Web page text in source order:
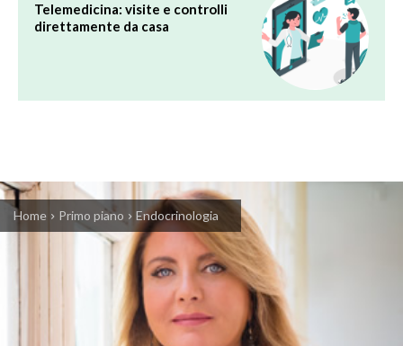
Telemedicina: visite e controlli
direttamente da casa